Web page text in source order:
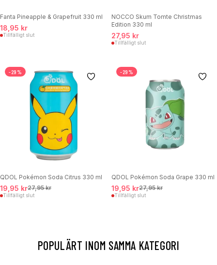
Fanta Pineapple & Grapefruit 330 ml
18,95 kr
Tillfälligt slut
NOCCO Skum Tomte Christmas
Edition 330 ml
27,95 kr
Tillfälligt slut
-29%
QDOL Pokémon Soda Citrus 330 ml
19,95 kr27,95 kr
Tillfälligt slut
-29%
QDOL Pokémon Soda Grape 330 ml
19,95 kr27,95 kr
Tillfälligt slut
POPULÄRT INOM SAMMA KATEGORI